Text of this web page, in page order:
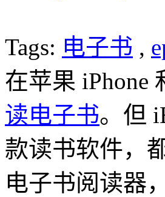
Tags: 电子书 ,
在苹果 iPhone
读电子书。但
款读书软件，
电子书阅读器